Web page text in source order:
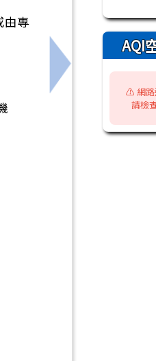
縣市交流競賽活動計畫
由專
下一筆：2026第
AQI
⚠️ 網路
請檢